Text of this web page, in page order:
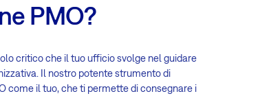
PMO?
critico che il tuo ufficio svolge nel guidare
Il nostro potente strumento di
come il tuo, che ti permette di consegnare i